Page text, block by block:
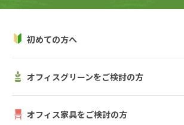
初めての方へ
オフィスグリーンをご検討の方
オフィス家具をご検討の方